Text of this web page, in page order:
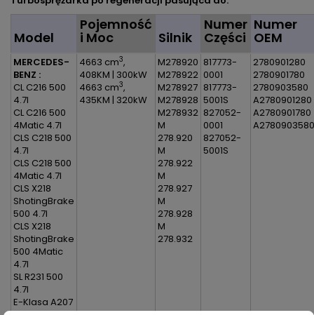
Model
Pojemność
i Moc Silnik
Numer
Części
Numer
OEM
MERCEDES-
BENZ :
CL C216 500
4.7l
CL C216 500
4Matic 4.7l
CLS C218 500
4.7l
CLS C218 500
4Matic 4.7l
CLS X218
ShotingBrake
500 4.7l
CLS X218
ShotingBrake
500 4Matic
4.7l
SL R231 500
4.7l
E-Klasa A207
4663 cm3,
408KM | 300kW
4663 cm3,
435KM | 320kW
M278920
M278922
M278927
M278928
M278932
M
278.920
M
278.922
M
278.927
M
278.928
M
278.932
817773-
0001
817773-
5001S
827052-
0001
827052-
5001S
2780901280
2780901780
2780903580
A2780901280
A2780901780
A2780903580